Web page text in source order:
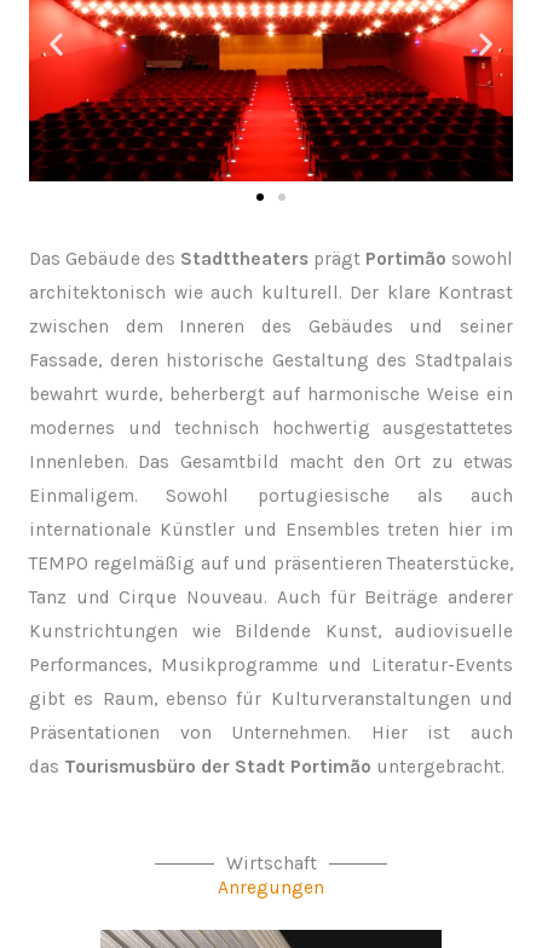
Das Gebäude des Stadttheaters prägt Portimão sowohl
architektonisch wie auch kulturell. Der klare Kontrast
zwischen dem Inneren des Gebäudes und seiner
Fassade, deren historische Gestaltung des Stadtpalais
bewahrt wurde, beherbergt auf harmonische Weise ein
modernes und technisch hochwertig ausgestattetes
Innenleben. Das Gesamtbild macht den Ort zu etwas
Einmaligem. Sowohl portugiesische als auch
internationale Künstler und Ensembles treten hier im
TEMPO regelmäßig auf und präsentieren Theaterstücke,
Tanz und Cirque Nouveau. Auch für Beiträge anderer
Kunstrichtungen wie Bildende Kunst, audiovisuelle
Performances, Musikprogramme und Literatur-Events
gibt es Raum, ebenso für Kulturveranstaltungen und
Präsentationen von Unternehmen. Hier ist auch
das Tourismusbüro der Stadt Portimão untergebracht.
Wirtschaft
Anregungen